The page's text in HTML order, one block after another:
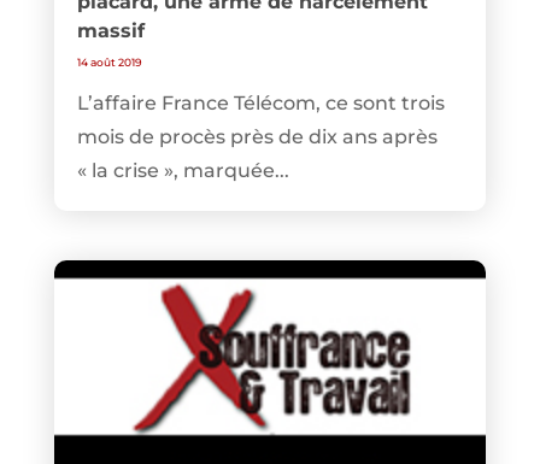
massif
14 août 2019
L’affaire France Télécom, ce sont trois
mois de procès près de dix ans après
« la crise », marquée...